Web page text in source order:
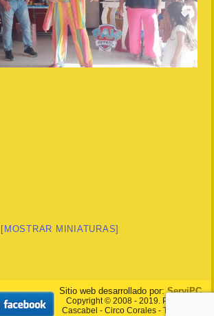
[MOSTRAR MINIATURAS]
Sitio web desarrollado por:ServiPC
Copyright © 2008 - 2019. Payasito
Cascabel - Circo Corales - Todos los